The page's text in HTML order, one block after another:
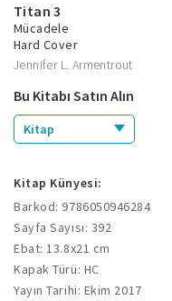
Titan 3
Mücadele
Hard Cover
Jennifer L. Armentrout
Bu Kitabı Satın Alın
Kitap
Kitap Künyesi:
Barkod: 9786050946284
Sayfa Sayısı: 392
Ebat: 13.8x21 cm
Kapak Türü: HC
Yayın Tarihi: Ekim 2017